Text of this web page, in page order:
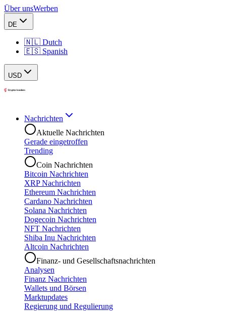
Über unsWerben
DE
🇳🇱 Dutch
🇪🇸 Spanish
USD
Nachrichten
Aktuelle Nachrichten
Gerade eingetroffen
Trending
Coin Nachrichten
Bitcoin Nachrichten
XRP Nachrichten
Ethereum Nachrichten
Cardano Nachrichten
Solana Nachrichten
Dogecoin Nachrichten
NFT Nachrichten
Shiba Inu Nachrichten
Altcoin Nachrichten
Finanz- und Gesellschaftsnachrichten
Analysen
Finanz Nachrichten
Wallets und Börsen
Marktupdates
Regierung und Regulierung